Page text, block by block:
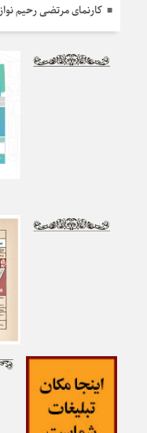
کارنمای مرتضی رحیم نواز